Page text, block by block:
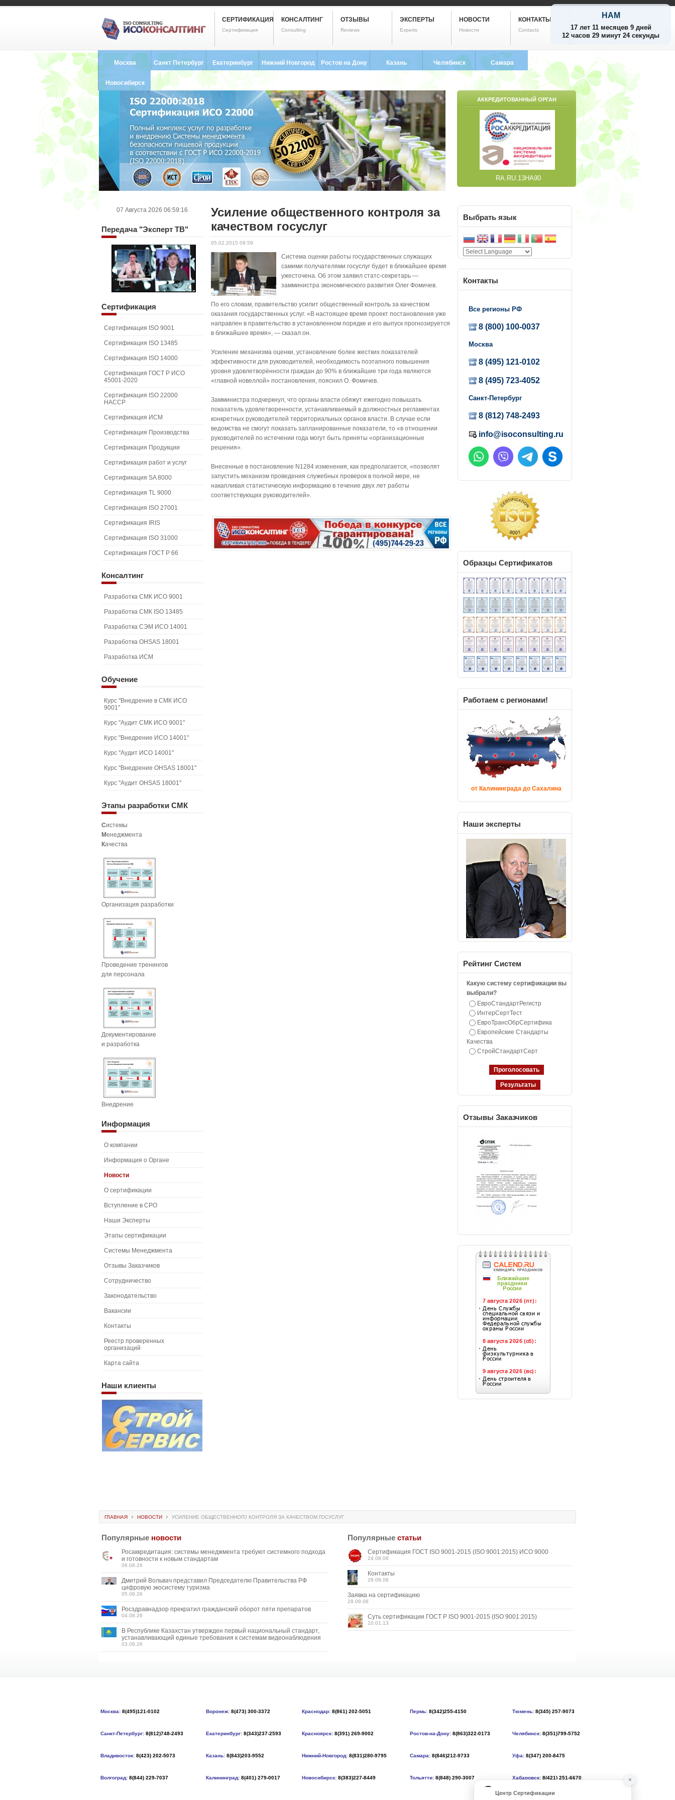
НАМ
17 лет 11 месяцев 9 дней
12 часов 29 минут 25 секунд
СЕРТИФИКАЦИЯ
Сертификация
КОНСАЛТИНГ
Consulting
ОТЗЫВЫ
Reviews
ЭКСПЕРТЫ
Experts
НОВОСТИ
Новости
КОНТАКТЫ
Contacts
Москва Санкт Петербург
8 (812) 748-2493
Екатеринбург
8 (343) 237-2593
Нижний Новгород Ростов на Дону Казань Челябинск
8 (351) 799-5752
Самара
8 (846) 212-9733
Новосибирск
8 (383) 227-8449 АККРЕДИТОВАННЫЙ ОРГАН
RA.RU.13НА90
Усиление общественного контроля за
качеством госуслуг
05.02.2015 09:59
Система оценки работы государственных служащих
самими получателями госуслуг будет в ближайшее время
ужесточена. Об этом заявил статс-секретарь —
замминистра экономического развития Олег Фомичев.
По его словам, правительство усилит общественный контроль за качеством
оказания государственных услуг. «В настоящее время проект постановления уже
направлен в правительство в установленном порядке и его выпуск прогнозируется
в ближайшее время», — сказал он.
Усиление механизма оценки, установление более жестких показателей
эффективности для руководителей, необходимость поэтапного повышения
уровня удовлетворённости граждан до 90% в ближайшие три года являются
«главной новеллой» постановления, пояснил О. Фомичев.
Замминистра подчеркнул, что органы власти обяжут ежегодно повышать
показатель удовлетворенности, устанавливаемый в должностных регламентах
конкретных руководителей территориальных органов власти. В случае если
ведомства не смогут показать запланированные показатели, то «в отношении
руководителей по истечении года могут быть приняты «организационные
решения».
Внесенные в постановление N1284 изменения, как предполагается, «позволят
запустить механизм проведения служебных проверок в полной мере, не
накапливая статистическую информацию в течение двух лет работы
соответствующих руководителей».
07 Августа 2026 06:59:16
Передача"Эксперт ТВ"
Сертификация
Сертификация ISO 9001
Сертификация ISO 13485
Сертификация ISO 14000
Сертификация ГОСТ Р ИСО
45001-2020
Сертификация ISO 22000
HACCP
Сертификация ИСМ
Сертификация Производства
Сертификация Продукции
Сертификация работ и услуг
Сертификация SA 8000
Сертификация TL 9000
Сертификация ISO 27001
Сертификация IRIS
Сертификация ISO 31000
Сертификация ГОСТ Р 66
Консалтинг
Разработка СМК ИСО 9001
Разработка СМК ISO 13485
Разработка СЭМ ИСО 14001
Разработка OHSAS 18001
Разработка ИСМ
Обучение
Курс "Внедрение в СМК ИСО
9001"
Курс "Аудит СМК ИСО 9001"
Курс "Внедрение ИСО 14001"
Курс "Аудит ИСО 14001"
Курс "Внедрение OHSAS 18001"
Курс "Аудит OHSAS 18001"
Этапы разработки СМК
Системы
Менеджмента
Качества
Организация разработки
Проведение тренингов
для персонала
Документирование
и разработка
Внедрение
Информация
О компании
Информация о Органе
Новости
О сертификации
Вступление в СРО
Наши Эксперты
Этапы сертификации
Системы Менеджмента
Отзывы Заказчиков
Сотрудничество
Законодательство
Вакансии
Контакты
Реестр проверенных
организаций
Карта сайта
Наши клиенты
Выбрать язык
Контакты
Все регионы РФ
8 (800) 100-0037
Москва
8 (495) 121-0102
8 (495) 723-4052
Санкт-Петербург
8 (812) 748-2493
info@isoconsulting.ru
Образцы Сертификатов
Работаем с регионами!
от Калининграда до Сахалина
Наши эксперты
Рейтинг Систем
Какую систему сертификации вы
выбрали?
ЕвроСтандартРегистр
ИнтерСертТест
ЕвроТрансОбрСертифика
Европейские Стандарты
Качества
СтройСтандартСерт
Отзывы Заказчиков
ГЛАВНАЯ НОВОСТИ УСИЛЕНИЕ ОБЩЕСТВЕННОГО КОНТРОЛЯ ЗА КАЧЕСТВОМ ГОСУСЛУГ
Популярные новости
Росаккредитация: системы менеджмента требуют системного подхода
и готовности к новым стандартам
06.08.26
Дмитрий Вольвач представил Председателю Правительства РФ
цифровую экосистему туризма
05.08.26
Росздравнадзор прекратил гражданский оборот пяти препаратов
04.08.26
В Республике Казахстан утвержден первый национальный стандарт,
устанавливающий единые требования к системам видеонаблюдения
03.08.26
Популярныестатьи
Сертификация ГОСТ ISO 9001-2015 (ISO 9001:2015) ИСО 9000
24.08.08
Контакты
28.08.08
Заявка на сертификацию
29.09.08
Суть сертификации ГОСТ Р ISO 9001-2015 (ISO 9001:2015)
10.01.13
Москва: 8(495)121-0102 Воронеж: 8(473) 300-3372 Краснодар: 8(861) 202-5051 Пермь: 8(342)255-4150 Тюмень: 8(345) 257-9073
Санкт-Петербург: 8(812)748-2493 Екатеринбург: 8(343)237-2593 Красноярск: 8(391) 269-9002 Ростов-на-Дону: 8(863)322-0173 Челябинск: 8(351)799-5752
Владивосток: 8(423) 202-5073 Казань: 8(843)203-9552 Нижний-Новгород: 8(831)280-9795 Самара: 8(846)212-9733 Уфа: 8(347) 200-8475
Волгоград: 8(844) 229-7037 Калининград: 8(401) 279-0017 Новосибирск: 8(383)227-8449 Тольятти: 8(848) 290-3007 Хабаровск: 8(421) 251-6670 ×
Центр Сертификации